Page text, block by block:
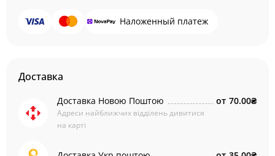
Наложенный платеж
Доставка
Доставка Новою Поштою
Адреси найближчих відділень дивитися
на карті
от 70.00₴